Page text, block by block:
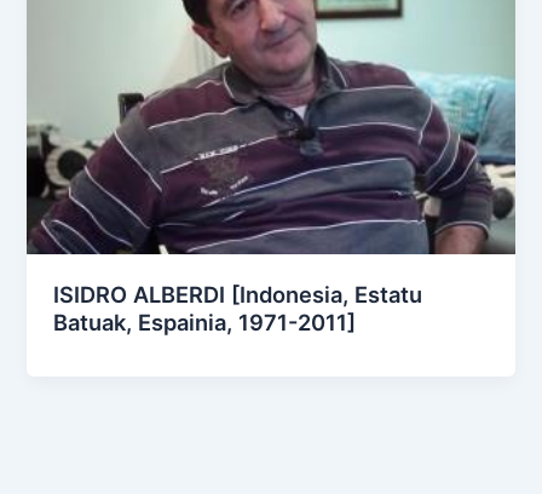
ISIDRO ALBERDI [Indonesia, Estatu
Batuak, Espainia, 1971-2011]